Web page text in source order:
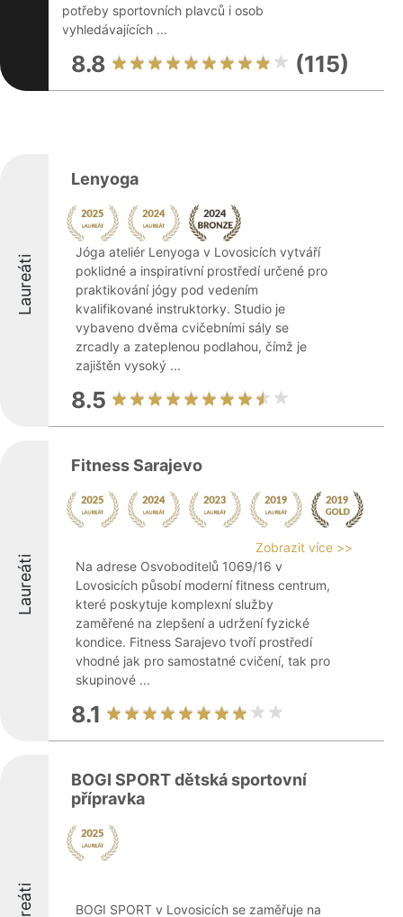
potřeby sportovních plavců i osob
vyhledávajících ...
8.8 (115)
Laureáti
Lenyoga
Jóga ateliér Lenyoga v Lovosicích vytváří
poklidné a inspirativní prostředí určené pro
praktikování jógy pod vedením
kvalifikované instruktorky. Studio je
vybaveno dvěma cvičebními sály se
zrcadly a zateplenou podlahou, čímž je
zajištěn vysoký ...
8.5
Laureáti
Fitness Sarajevo
Zobrazit více >>
Na adrese Osvoboditelů 1069/16 v
Lovosicích působí moderní fitness centrum,
které poskytuje komplexní služby
zaměřené na zlepšení a udržení fyzické
kondice. Fitness Sarajevo tvoří prostředí
vhodné jak pro samostatné cvičení, tak pro
skupinové ...
8.1
BOGI SPORT dětská sportovní
přípravka
BOGI SPORT v Lovosicích se zaměřuje na